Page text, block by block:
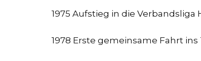
1975 Aufstieg in die Verbandsliga
1978 Erste gemeinsame Fahrt